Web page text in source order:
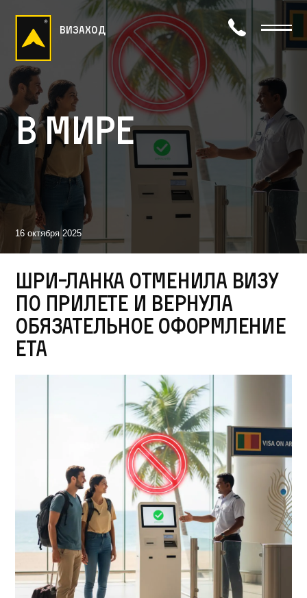
визаход
В мире
16 октября 2025
Шри-Ланка отменила визу
по прилете и вернула
обязательное оформление
ETA